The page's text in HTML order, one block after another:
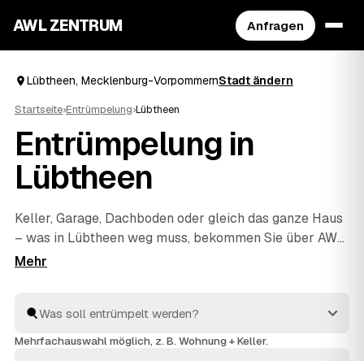
AWL ZENTRUM Anfragen
Lübtheen, Mecklenburg-VorpommernStadt ändern
Startseite›Entrümpelung›Lübtheen
Entrümpelung in
Lübtheen
Keller, Garage, Dachboden oder gleich das ganze Haus
– was in Lübtheen weg muss, bekommen Sie über AWL
unkompliziert geregelt. Sie schildern einmal den
Messie-Wohnung oder eine Entrümpelung vor dem
Verkauf ist dabei kein Problem. Sie vergleichen die
Mehrfachauswahl möglich, z. B. Wohnung + Keller.